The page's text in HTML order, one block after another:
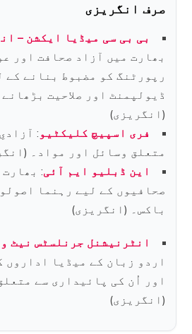
صرف انگریزی
بی بی سی میڈیا ایکشن –
بھارت میں آزاد صحافت اور
رپورٹنگ کو مضبوط بنانے کے
ڈیولپمنٹ اور صلاحیت
(انگریزی)
فری اسپیچ کلیکٹیو :
متعلق وسائل اور مواد۔
این ڈبلیو ایم آئی:
صحافیوں کے لیے رہنما
باکس۔ (انگریزی)
انٹرنیشنل جرنلسٹس نیٹ
اردو زبان کے میڈیا اداروں
اور اُن کی پائیداری سے
(انگریزی)